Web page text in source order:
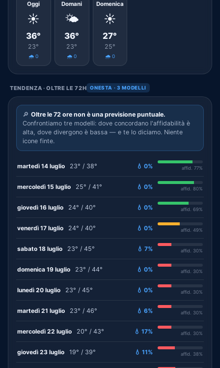
Oggi
☀️
36°
23°
🌧️ 0
Domani
🌤️
36°
23°
🌧️ 0
Domenica
☀️
27°
25°
🌧️ 0
TENDENZA · OLTRE LE 72H ONESTA · 3 MODELLI
🔎 Oltre le 72 ore non è una previsione puntuale.
Confrontiamo tre modelli: dove concordano l'affidabilità è
alta, dove divergono è bassa — e te lo diciamo. Niente
icone finte.
martedì 14 luglio 23° / 38° 💧 0% affid. 77%
mercoledì 15 luglio 25° / 41° 💧 0% affid. 80%
giovedì 16 luglio 24° / 40° 💧 0% affid. 69%
venerdì 17 luglio 24° / 40° 💧 0% affid. 49%
sabato 18 luglio 23° / 45° 💧 7% affid. 30%
domenica 19 luglio 23° / 44° 💧 0% affid. 30%
lunedì 20 luglio 23° / 45° 💧 0% affid. 30%
martedì 21 luglio 23° / 46° 💧 6% affid. 30%
mercoledì 22 luglio 20° / 43° 💧 17% affid. 30%
giovedì 23 luglio 19° / 39° 💧 11% affid. 38%